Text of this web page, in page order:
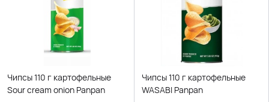
Чипсы 110 г картофельные
Sour cream onion Panpan
Чипсы 110 г картофельные
WASABI Panpan